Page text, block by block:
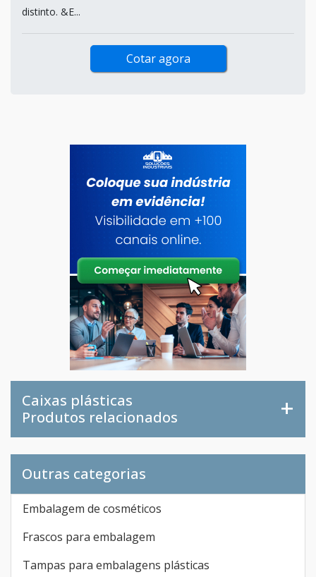
distinto. &E...
Cotar agora
Caixas plásticas
Produtos relacionados
Outras categorias
Embalagem de cosméticos
Frascos para embalagem
Tampas para embalagens plásticas